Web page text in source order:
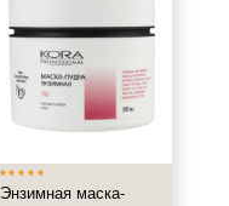
Энзимная маска-